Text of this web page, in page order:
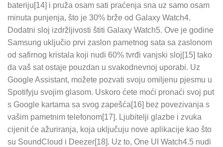
bateriju[14] i pruža osam sati praćenja sna uz samo osam
minuta punjenja, što je 30% brže od Galaxy Watch4.
Dodatni sloj izdržljivosti štiti Galaxy Watch5. Ove je godine
Samsung uključio prvi zaslon pametnog sata sa zaslonom
od safirnog kristala koji nudi 60% tvrđi vanjski sloj[15] tako
da vaš sat ostaje pouzdan u svakodnevnoj uporabi. Uz
Google Assistant, možete pozvati svoju omiljenu pjesmu u
Spotifyju svojim glasom. Uskoro ćete moći pronaći svoj put
s Google kartama sa svog zapešća[16] bez povezivanja s
vašim pametnim telefonom[17]. Ljubitelji glazbe i zvuka
cijenit će ažuriranja, koja uključuju nove aplikacije kao što
su SoundCloud i Deezer[18]. Uz to, One UI Watch4.5 nudi